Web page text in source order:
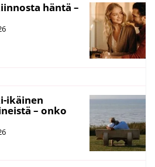
häntä –
ikäinen
– onko